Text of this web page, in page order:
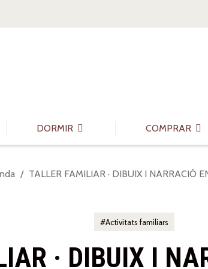
DORMIR COMPRAR
TALLER FAMILIAR · DIBUIX I NARRACIÓ
Activitats familiars
· DIBUIX I